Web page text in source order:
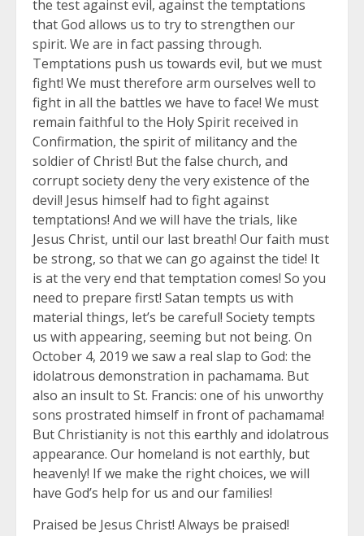
the test against evil, against the temptations
that God allows us to try to strengthen our
spirit. We are in fact passing through.
Temptations push us towards evil, but we must
fight! We must therefore arm ourselves well to
fight in all the battles we have to face! We must
remain faithful to the Holy Spirit received in
Confirmation, the spirit of militancy and the
soldier of Christ! But the false church, and
corrupt society deny the very existence of the
devil! Jesus himself had to fight against
temptations! And we will have the trials, like
Jesus Christ, until our last breath! Our faith must
be strong, so that we can go against the tide! It
is at the very end that temptation comes! So you
need to prepare first! Satan tempts us with
material things, let’s be careful! Society tempts
us with appearing, seeming but not being. On
October 4, 2019 we saw a real slap to God: the
idolatrous demonstration in pachamama. But
also an insult to St. Francis: one of his unworthy
sons prostrated himself in front of pachamama!
But Christianity is not this earthly and idolatrous
appearance. Our homeland is not earthly, but
heavenly! If we make the right choices, we will
have God’s help for us and our families!
Praised be Jesus Christ! Always be praised!